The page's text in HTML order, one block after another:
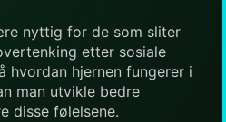
nyttig for de som sliter
etter sosiale
hvordan hjernen fungerer i
man utvikle bedre
disse følelsene.